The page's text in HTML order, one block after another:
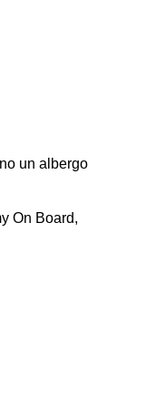
un albergo
On Board,